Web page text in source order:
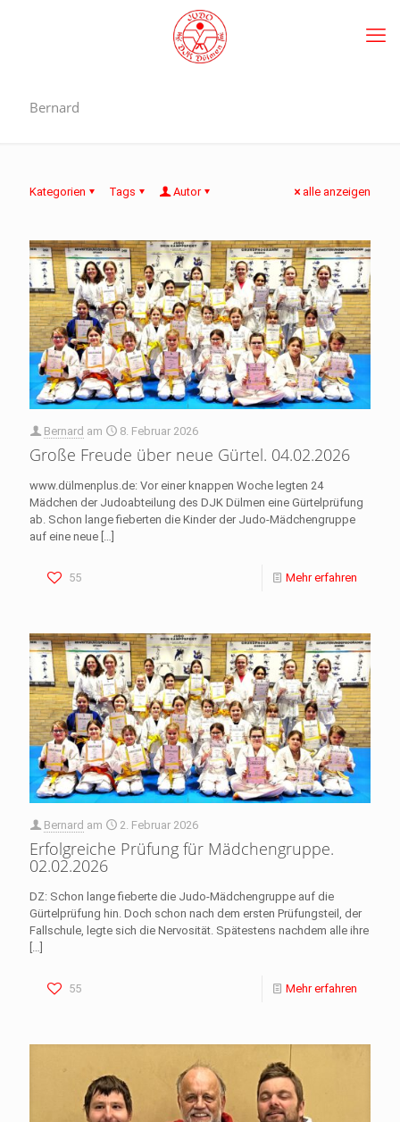
Bernard
Kategorien Tags Autor alle anzeigen
Bernard am 8. Februar 2026
Große Freude über neue Gürtel. 04.02.2026
www.dülmenplus.de: Vor einer knappen Woche legten 24
Mädchen der Judo­abteilung des DJK Dülmen eine Gürtelprüfung
ab. Schon lange fieberten die Kinder der Judo-Mädchengruppe
auf eine neue […]
55 Mehr erfahren
Bernard am 2. Februar 2026
Erfolgreiche Prüfung für Mädchengruppe.
02.02.2026
DZ: Schon lange fieberte die Judo-Mädchengruppe auf die
Gürtelprüfung hin. Doch schon nach dem ersten Prüfungsteil, der
Fallschule, legte sich die Nervosität. Spätestens nachdem alle ihre
55 Mehr erfahren